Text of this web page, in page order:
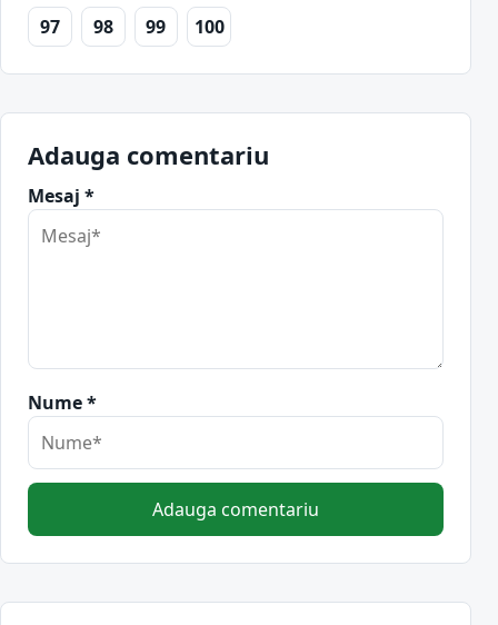
97
98 99 100
Adauga comentariu
Mesaj *
Nume *
Adauga comentariu